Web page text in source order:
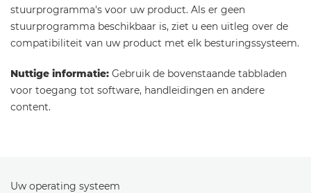
stuurprogramma's voor uw product. Als er geen
stuurprogramma beschikbaar is, ziet u een uitleg over de
compatibiliteit van uw product met elk besturingssysteem.
Nuttige informatie: Gebruik de bovenstaande tabbladen
voor toegang tot software, handleidingen en andere
content.
Uw operating systeem